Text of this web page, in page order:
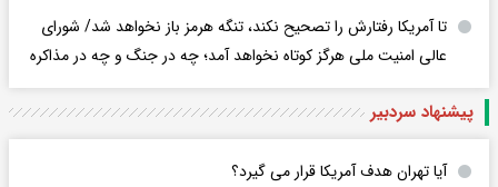
تا آمریکا رفتارش را تصحیح نکند، تنگه هرمز باز نخواهد شد/ شورای
عالی امنیت ملی هرگز کوتاه نخواهد آمد؛ چه در جنگ و چه در مذاکره
پیشنهاد سردبیر
آیا تهران هدف آمریکا قرار می گیرد؟